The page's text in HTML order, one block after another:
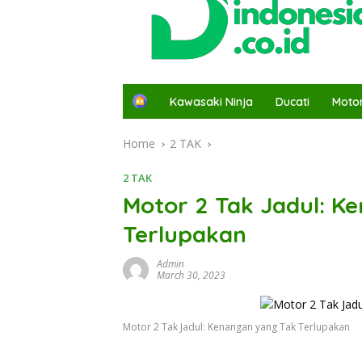
H
e
Kawasaki Ninja Ducati
Home 2 TAK
2 TAK
Motor 2 Tak Jadul:
Terlupakan
Admin
March 30, 2023
Motor 2 Tak Jadul: Kenangan yang Tak Terlupakan